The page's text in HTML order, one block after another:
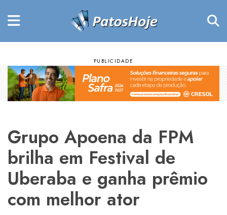
Grupo Apoena da FPM
brilha em Festival de
Uberaba e ganha prêmio
com melhor ator